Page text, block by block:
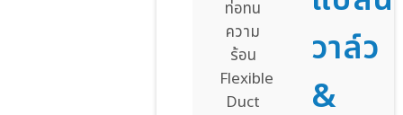
วาล์ว
&